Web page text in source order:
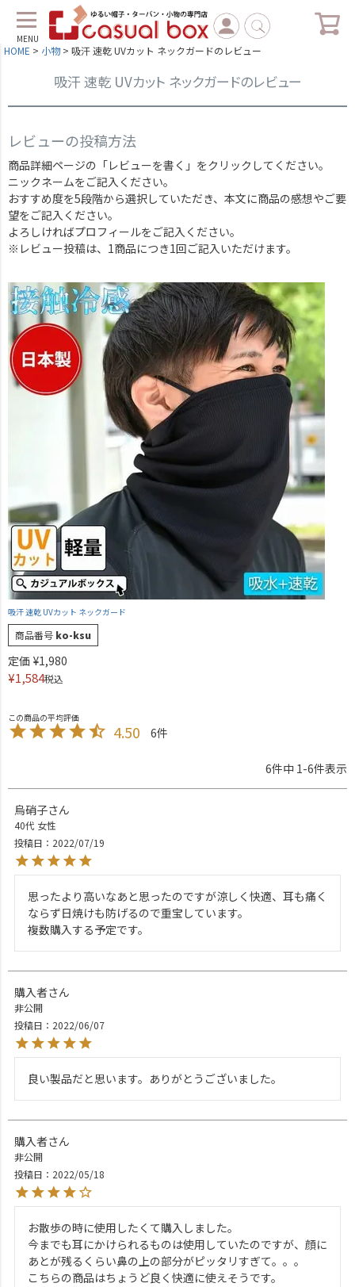
MENU
HOME 小物 吸汗 速乾 UVカット ネックガードのレビュー
吸汗 速乾 UVカット ネックガードのレビュー
レビューの投稿方法
商品詳細ページの「レビューを書く」をクリックしてください。
ニックネームをご記入ください。
おすすめ度を5段階から選択していただき、本文に商品の感想やご要
望をご記入ください。
よろしければプロフィールをご記入ください。
※レビュー投稿は、1商品につき1回ご記入いただけます。
吸汗 速乾 UVカット ネックガード
商品番号 ko-ksu
定価 ¥1,980
¥1,584税込
4.50 6
6件中 1-6件表示
烏硝子
40代 女性
投稿日
2022/07/19
思ったより高いなあと思ったのですが涼しく快適、耳も痛く
ならず日焼けも防げるので重宝しています。
購入者
非公開
投稿日
2022/06/07
良い製品だと思います。ありがとうございました。
購入者
非公開
投稿日
2022/05/18
お散歩の時に使用したくて購入しました。
今までも耳にかけられるものは使用していたのですが、顔に
あとが残るくらい鼻の上の部分がピッタリすぎて。。。
こちらの商品はちょうど良く快適に使えそうです。